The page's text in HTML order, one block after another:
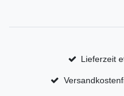
Lieferzeit